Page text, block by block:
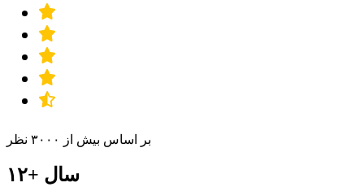
بر اساس بیش از ۳۰۰۰ نظر
۱۲+ سال